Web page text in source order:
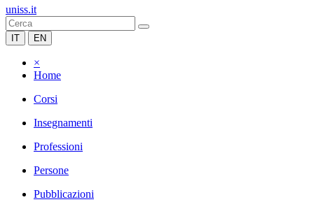
uniss.it
IT EN
×
Home
Corsi
Insegnamenti
Professioni
Persone
Pubblicazioni